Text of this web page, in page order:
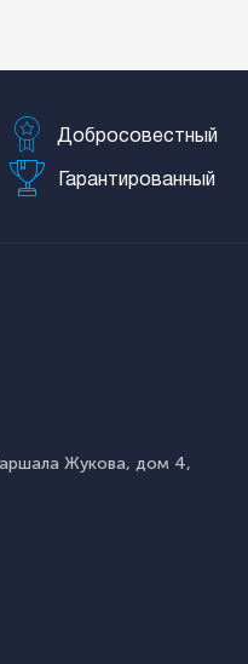
Добросовестный
Гарантированный
Жукова, дом 4,